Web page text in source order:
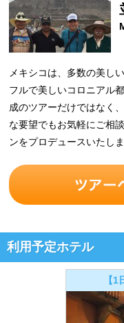
メキシコは、多数の美し
フルで美しいコロニアル
成のツアーだけではなく
な要望でもお気軽にご相
ンをプロデュースいたしま
利用予定ホテル
【